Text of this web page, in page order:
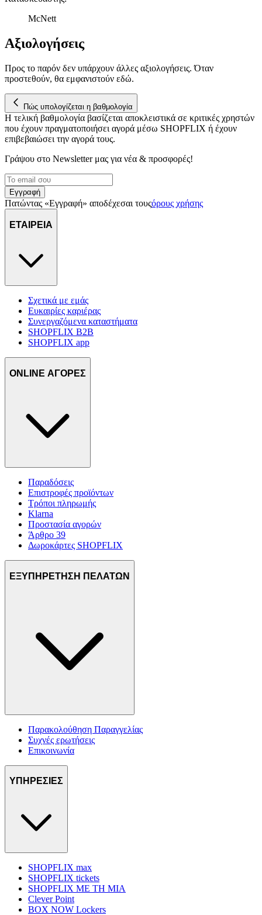
McNett
Αξιολογήσεις
Προς το παρόν δεν υπάρχουν άλλες αξιολογήσεις. Όταν
προστεθούν, θα εμφανιστούν εδώ.
Πώς υπολογίζεται η βαθμολογία
Η τελική βαθμολογία βασίζεται αποκλειστικά σε κριτικές χρηστών
που έχουν πραγματοποιήσει αγορά μέσω SHOPFLIX ή έχουν
επιβεβαιώσει την αγορά τους.
Γράψου στο Νewsletter μας για νέα & προσφορές!
Εγγραφή
Πατώντας «Εγγραφή» αποδέχεσαι τουςόρους χρήσης
ΕΤΑΙΡΕΙΑ
Σχετικά με εμάς
Ευκαιρίες καριέρας
Συνεργαζόμενα καταστήματα
SHOPFLIX B2B
SHOPFLIX app
ONLINE ΑΓΟΡΕΣ
Παραδόσεις
Επιστροφές προϊόντων
Τρόποι πληρωμής
Klarna
Προστασία αγορών
Άρθρο 39
Δωροκάρτες SHOPFLIX
ΕΞΥΠΗΡΕΤΗΣΗ ΠΕΛΑΤΩΝ
Παρακολούθηση Παραγγελίας
Συχνές ερωτήσεις
Επικοινωνία
ΥΠΗΡΕΣΙΕΣ
SHOPFLIX max
SHOPFLIX tickets
SHOPFLIX ΜΕ ΤΗ ΜΙΑ
Clever Point
BOX NOW Lockers